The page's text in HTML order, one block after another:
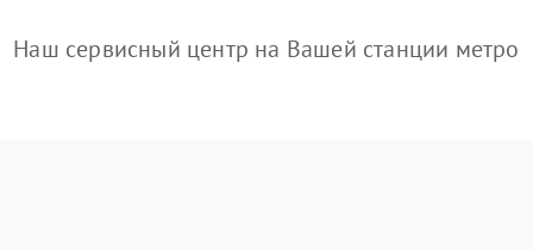
Наш сервисный центр на Вашей станции метро